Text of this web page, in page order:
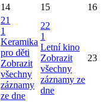
14 15
16
21
1
Keramika
pro děti
Zobrazit
všechny
záznamy
ze dne
22
1
Letní kino
Zobrazit
všechny
záznamy ze
dne
23